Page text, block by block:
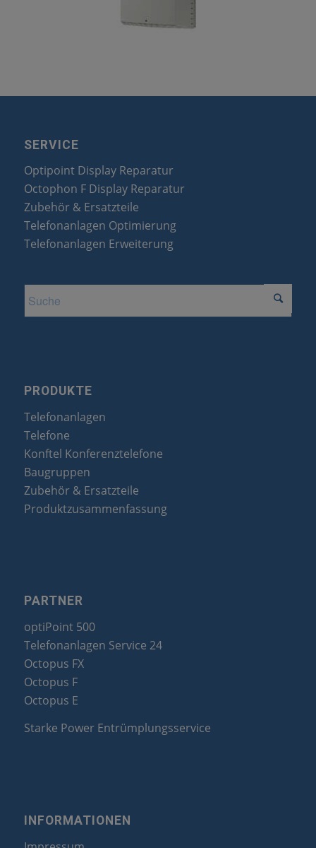
SERVICE
Optipoint Display Reparatur
Octophon F Display Reparatur
Zubehör & Ersatzteile
Telefonanlagen Optimierung
Telefonanlagen Erweiterung
PRODUKTE
Telefonanlagen
Telefone
Konftel Konferenztelefone
Baugruppen
Zubehör & Ersatzteile
Produktzusammenfassung
PARTNER
optiPoint 500
Telefonanlagen Service 24
Octopus FX
Octopus F
Octopus E
Starke Power Entrümplungsservice
INFORMATIONEN